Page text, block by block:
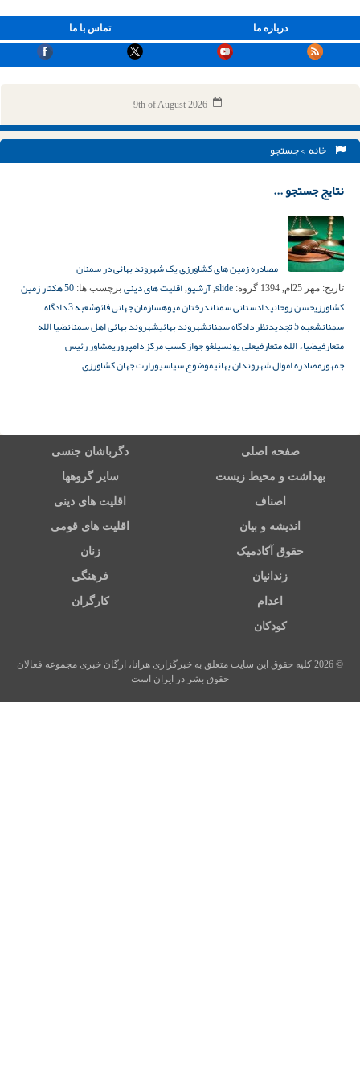
تماس با ما درباره ما
9th of August 2026
خانه > جستجو
نتایج جستجو ...
مصادره زمین های کشاورزی یک شهروند بهائی در سمنان
تاریخ: مهر 25ام, 1394 گروه: slide
, آرشیو, اقلیت های دینی برچسب ها:
50 هکتار زمین
کشاورزیحسن روحانیدادستانی سمناندرختان میوهسازمان جهانی فائو
شعبه 3 دادگاه
سمنانشعبه 5 تجدیدنظر دادگاه سمنان شهروند بهائیشهروند بهائی اهل سمنانضیا الله
متعارفیضیاء الله متعارفیعلی یونسیلغو جواز کسب مرکز دامپروریمشاور رئیس
جمهورمصادره اموال شهروندان بهائیموضوع سیاسیوزارت جهان کشاورزی
صفحه اصلی دگرباشان جنسی
بهداشت و محیط زیست سایر گروهها
اصناف اقلیت های دینی
اندیشه و بیان اقلیت های قومی
حقوق آکادمیک زنان
زندانیان فرهنگی
اعدام کارگران
کودکان
© 2026 کلیه حقوق این سایت متعلق به خبرگزاری هرانا، ارگان خبری مجموعه فعالان
حقوق بشر در ایران است